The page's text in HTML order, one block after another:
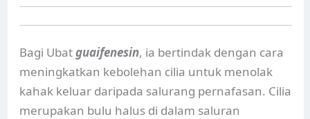
Bagi Ubatguaifenesin, ia bertindak dengan cara
meningkatkan kebolehan cilia untuk menolak
kahak keluar daripada salurang pernafasan. Cilia
merupakan bulu halus di dalam saluran